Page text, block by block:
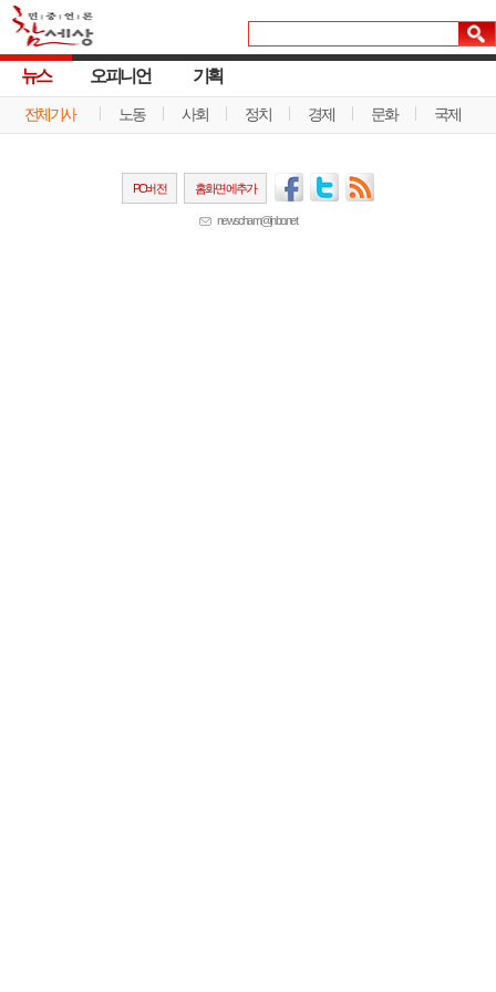
뉴스
전체기사 노동 사회 정치 경제 문화 국제
오피니언 기획
PC버전 홈화면에추가
newscham@jinbo.net